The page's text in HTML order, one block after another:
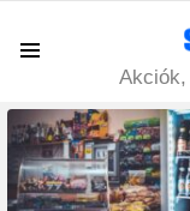
Akciók,
LATEST
STORIES